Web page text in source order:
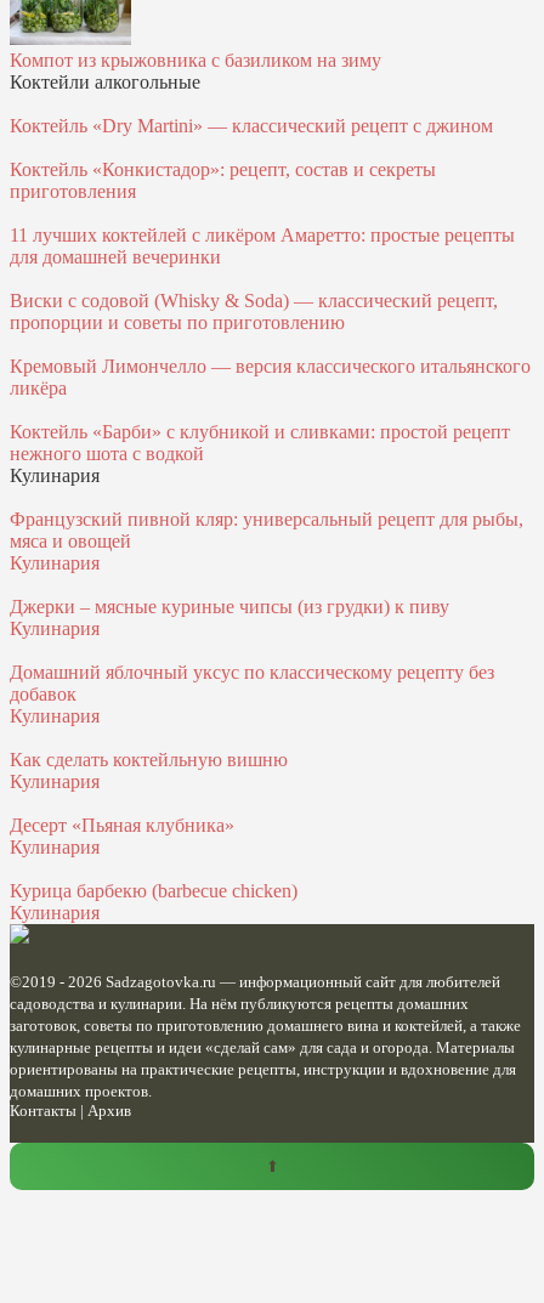
Компот из крыжовника с базиликом на зиму
Коктейли алкогольные
Коктейль «Dry Martini» — классический рецепт с джином
Коктейль «Конкистадор»: рецепт, состав и секреты
приготовления
11 лучших коктейлей с ликёром Амаретто: простые рецепты
для домашней вечеринки
Виски с содовой (Whisky & Soda) — классический рецепт,
пропорции и советы по приготовлению
Кремовый Лимончелло — версия классического итальянского
ликёра
Коктейль «Барби» с клубникой и сливками: простой рецепт
нежного шота с водкой
Кулинария
Французский пивной кляр: универсальный рецепт для рыбы,
мяса и овощей
Кулинария
Джерки – мясные куриные чипсы (из грудки) к пиву
Кулинария
Домашний яблочный уксус по классическому рецепту без
добавок
Кулинария
Как сделать коктейльную вишню
Кулинария
Десерт «Пьяная клубника»
Кулинария
Курица барбекю (barbecue chicken)
Кулинария
©2019 - 2026 Sadzagotovka.ru — информационный сайт для любителей
садоводства и кулинарии. На нём публикуются рецепты домашних
заготовок, советы по приготовлению домашнего вина и коктейлей, а также
кулинарные рецепты и идеи «сделай сам» для сада и огорода. Материалы
ориентированы на практические рецепты, инструкции и вдохновение для
домашних проектов.
Контакты | Архив